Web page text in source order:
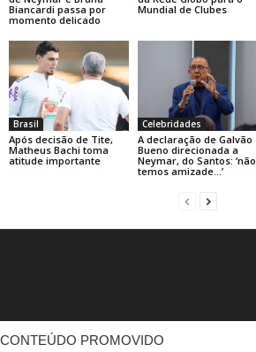
Biancardi passa por
momento delicado
Mundial de Clubes
Brasil
Após decisão de Tite,
Matheus Bachi toma
atitude importante
Celebridades
A declaração de Galvão
Bueno direcionada a
Neymar, do Santos: ‘não
temos amizade…’